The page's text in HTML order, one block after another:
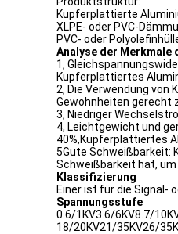
Kupferplattierte
XLPE- oder PVC-
PVC- oder
Analyse der Merkmale
1,
Kupferplattiertes
2, Die Verwendung
Gewohnheiten gerecht
3, Niedriger
4, Leichtgewicht und
40%,Kupferplattiertes
5Gute Schweißbarkeit:
Schweißbarkeit hat,
Klassifizierung
Einer ist für die Signal-
Spannungsstufe
0.6/1KV3.6/6KV8.7/
18/20KV21/35KV26/